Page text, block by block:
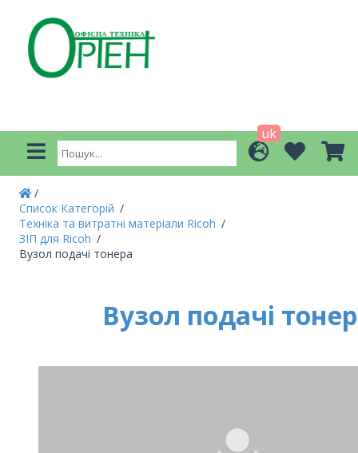
uk
Список Категорій
Техніка та витратні матеріали Ricoh
ЗІП для Ricoh
Вузол подачі тонера
Вузол подачі